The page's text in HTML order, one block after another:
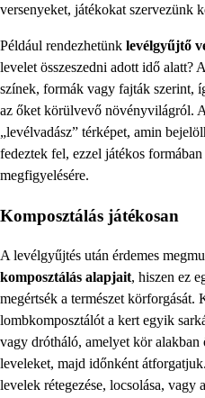
versenyeket, játékokat szervezünk
Például rendezhetünk levélgyűjtő
levelet összeszedni adott idő alatt?
színek, formák vagy fajták szerint,
az őket körülvevő növényvilágról.
„levélvadász” térképet, amin
fedeztek fel, ezzel játékos
megfigyelésére.
Komposztálás játékosan
A levélgyűjtés után érdemes
komposztálás alapjait, hiszen ez
megértsék a természet körforgását.
lombkomposztálót a kert egyik
vagy drótháló, amelyet kör alakban
leveleket, majd időnként
levelek rétegezése, locsolása, vagy